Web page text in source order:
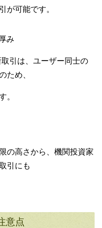
が可能です。
み
引は、ユーザー同士の
ため、
。
の高さから、機関投資家
引にも
意点